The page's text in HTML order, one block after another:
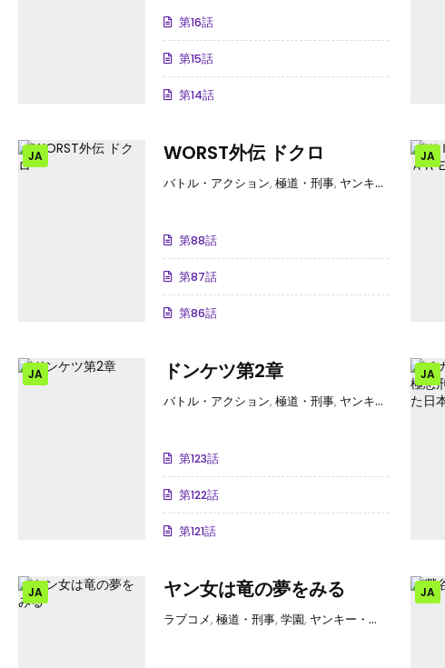
第16話
第15話
第14話
JA WORST外伝 ドクロ
バトル・アクション, 極道・刑事, ヤンキーアウトロー
第88話
第87話
第86話
JA
JA ドンケツ第2章
バトル・アクション, 極道・刑事, ヤンキーアウトロー
第123話
第122話
第121話
JA
JA ヤン女は竜の夢をみる
ラブコメ, 極道・刑事, 学園, ヤンキー・アウトロー
JA